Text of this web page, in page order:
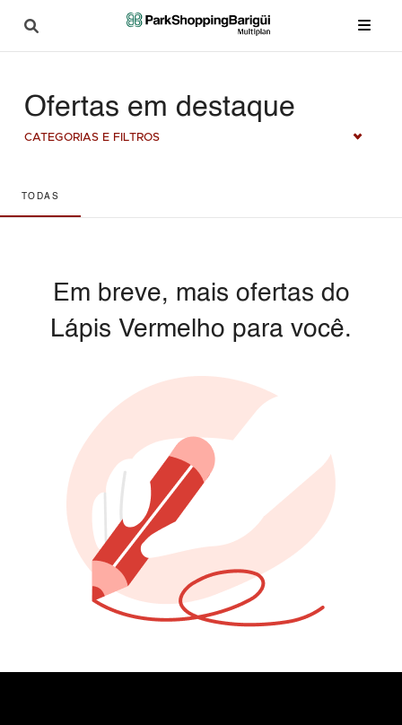
Ofertas em destaque
CATEGORIAS E FILTROS
TODAS
Em breve, mais ofertas do
Lápis Vermelho para você.